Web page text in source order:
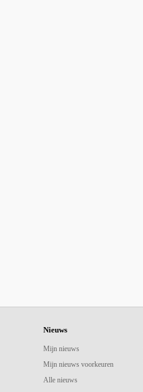
Nieuws
Mijn nieuws
Mijn nieuws voorkeuren
Alle nieuws